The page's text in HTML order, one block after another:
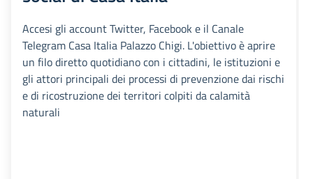
Accesi gli account Twitter, Facebook e il Canale
Telegram Casa Italia Palazzo Chigi. L'obiettivo è aprire
un filo diretto quotidiano con i cittadini, le istituzioni e
gli attori principali dei processi di prevenzione dai rischi
e di ricostruzione dei territori colpiti da calamità
naturali